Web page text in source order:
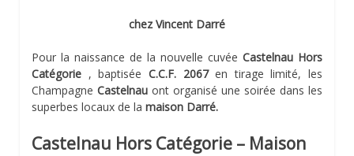
chez Vincent Darré
Pour la naissance de la nouvelle cuvée Castelnau Hors
Catégorie , baptisée C.C.F. 2067en tirage limité, les
Champagne Castelnau ont organisé une soirée dans les
superbes locaux de la maison Darré.
Castelnau Hors Catégorie – Maison